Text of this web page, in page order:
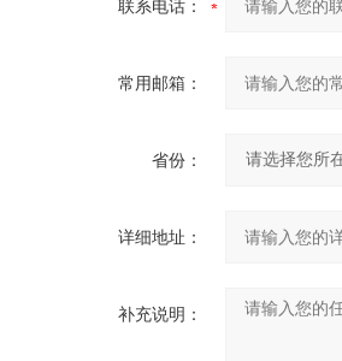
联系电话：
常用邮箱：
省份：
详细地址：
补充说明：